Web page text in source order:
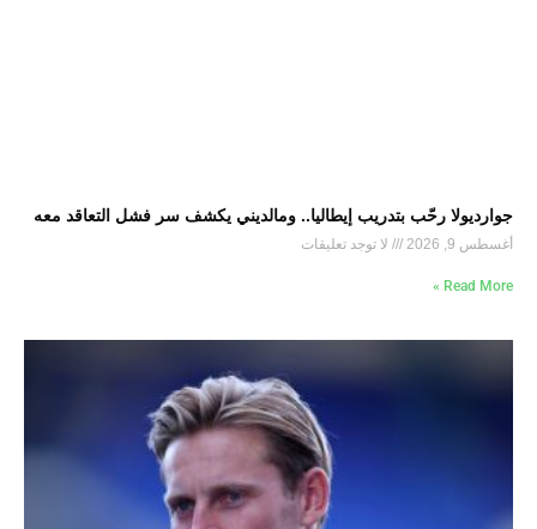
جوارديولا رحّب بتدريب إيطاليا.. ومالديني يكشف سر فشل التعاقد معه
أغسطس 9, 2026 لا توجد تعليقات
Read More »